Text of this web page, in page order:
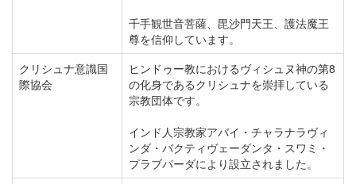
千手観世音菩薩、毘沙門天王、護法魔王
尊を信仰しています。
クリシュナ意識国
際協会
ヒンドゥー教におけるヴィシュヌ神の第8
の化身であるクリシュナを崇拝している
宗教団体です。
インド人宗教家アバイ・チャラナラヴィ
ンダ・バクティヴェーダンタ・スワミ・
プラブパーダにより設立されました。